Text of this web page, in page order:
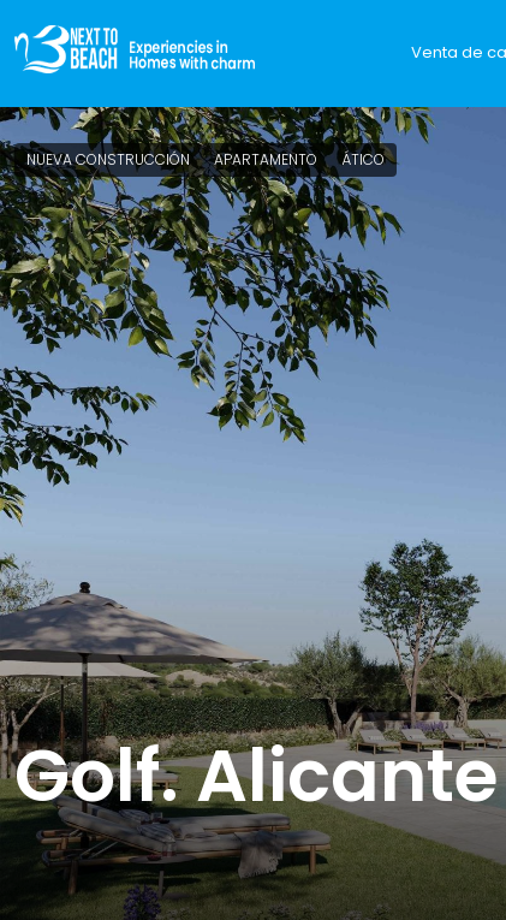
Venta de
NUEVA CONSTRUCCIÓN APARTAMENTO ÁTICO
Golf. Alicante